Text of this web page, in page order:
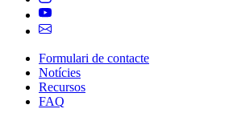
Navegació
principal
Formulari de contacte
Notícies
Recursos
FAQ